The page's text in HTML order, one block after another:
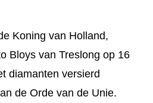
Koning van Holland,
Bloys van Treslong op 16
diamanten versierd
de Orde van de Unie.